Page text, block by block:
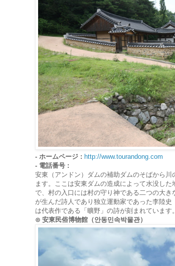
- ホームページ : http://www.tourandong.com
- 電話番号 :
安東（アンドン）ダムの補助ダムのそばから
ます。ここは安東ダムの造成によって水没し
で、村の入口には村の守り神である二つの大
が生んだ詩人であり独立運動家であった李陸
は代表作である「曠野」の詩が刻まれています。
⊙ 安東民俗博物館（안동민속박물관）